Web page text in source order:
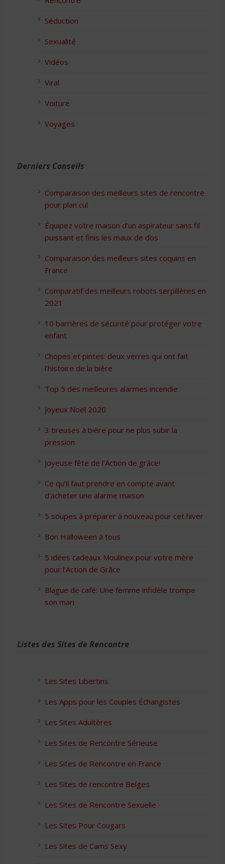
Séduction
Sexualité
Vidéos
Viral
Voiture
Voyages
Derniers Conseils
Comparaison des meilleurs sites de rencontre
pour plan cul
Équipez votre maison d’un aspirateur sans fil
puissant et finis les maux de dos
Comparaison des meilleurs sites coquins en
France
Comparatif des meilleurs robots serpillères en
2021
10 barrières de sécurité pour protéger votre
enfant
Chopes et pintes: deux verres qui ont fait
l’histoire de la bière
Top 5 des meilleures alarmes incendie
Joyeux Noël 2020
3 tireuses à bière pour ne plus subir la
pression
Joyeuse fête de l’Action de grâce!
Ce qu’il faut prendre en compte avant
d’acheter une alarme maison
5 soupes à préparer à nouveau pour cet hiver
Bon Halloween à tous
5 idées cadeaux Moulinex pour votre mère
pour l’Action de Grâce
Blague de café: Une femme infidèle trompe
son mari
Listes des Sites de Rencontre
Les Sites Libertins
Les Apps pour les Couples Échangistes
Les Sites Adultères
Les Sites de Rencontre Sérieuse
Les Sites de Rencontre en France
Les Sites de rencontre Belges
Les Sites de Rencontre Sexuelle
Les Sites Pour Cougars
Les Sites de Cams Sexy